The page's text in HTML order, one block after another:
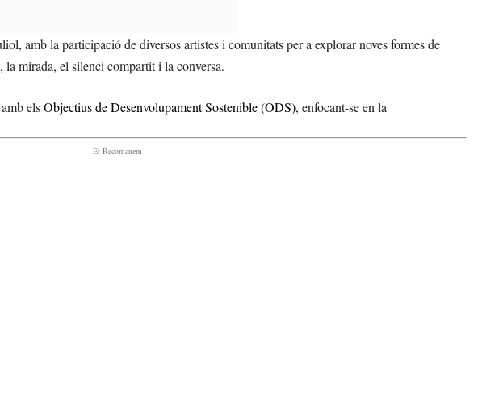
amb la participació de diversos artistes i comunitats per a explorar noves formes de
mirada, el silenci compartit i la conversa.
elsObjectius de Desenvolupament Sostenible (ODS), enfocant-se en la
- Et Recomanem -